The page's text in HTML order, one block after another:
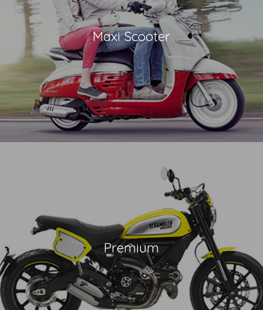
Maxi Scooter
Premium